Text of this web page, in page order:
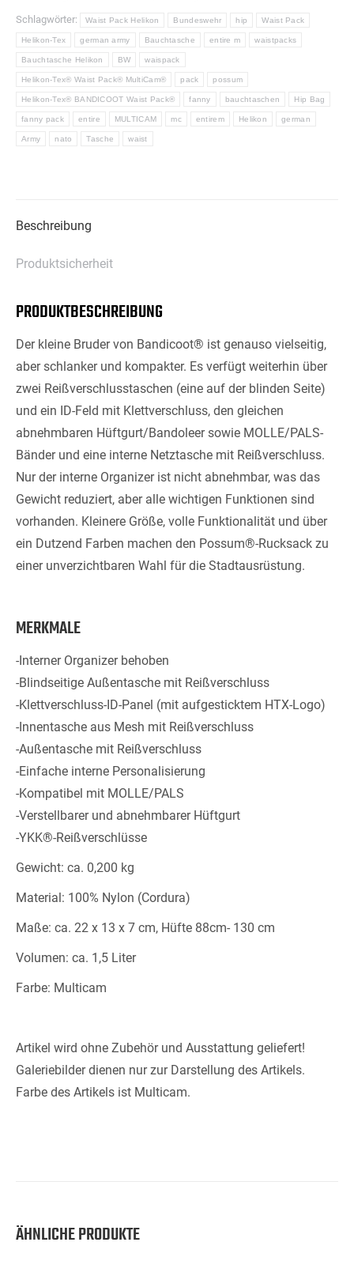
Schlagwörter: Waist Pack Helikon Bundeswehr hip Waist Pack
Helikon-Tex german army Bauchtasche entire m waistpacks
Bauchtasche Helikon BW waispack
Helikon-Tex® Waist Pack® MultiCam® pack possum
Helikon-Tex® BANDICOOT Waist Pack® fanny bauchtaschen Hip Bag
fanny pack entire MULTICAM mc entirem Helikon german
Army nato Tasche waist
Beschreibung
Produktsicherheit
PRODUKTBESCHREIBUNG
Der kleine Bruder von Bandicoot® ist genauso vielseitig,
aber schlanker und kompakter. Es verfügt weiterhin über
zwei Reißverschlusstaschen (eine auf der blinden Seite)
und ein ID-Feld mit Klettverschluss, den gleichen
abnehmbaren Hüftgurt/Bandoleer sowie MOLLE/PALS-
Bänder und eine interne Netztasche mit Reißverschluss.
Nur der interne Organizer ist nicht abnehmbar, was das
Gewicht reduziert, aber alle wichtigen Funktionen sind
vorhanden. Kleinere Größe, volle Funktionalität und über
ein Dutzend Farben machen den Possum®-Rucksack zu
einer unverzichtbaren Wahl für die Stadtausrüstung.
MERKMALE
-Interner Organizer behoben
-Blindseitige Außentasche mit Reißverschluss
-Klettverschluss-ID-Panel (mit aufgesticktem HTX-Logo)
-Innentasche aus Mesh mit Reißverschluss
-Außentasche mit Reißverschluss
-Einfache interne Personalisierung
-Kompatibel mit MOLLE/PALS
-Verstellbarer und abnehmbarer Hüftgurt
-YKK®-Reißverschlüsse
Gewicht: ca. 0,200 kg
Material: 100% Nylon (Cordura)
Maße: ca. 22 x 13 x 7 cm, Hüfte 88cm- 130 cm
Volumen: ca. 1,5 Liter
Farbe: Multicam
Artikel wird ohne Zubehör und Ausstattung geliefert!
Galeriebilder dienen nur zur Darstellung des Artikels.
Farbe des Artikels ist Multicam.
ÄHNLICHE PRODUKTE